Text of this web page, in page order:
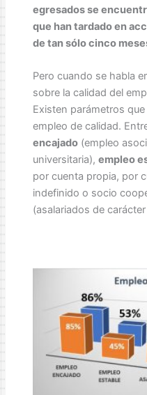
egresados se
que han tardado en
de tan sólo cinco
Pero cuando se habla
sobre la calidad del
Existen parámetros
empleo de calidad.
encajado(empleo
universitaria), empleo
por cuenta propia, por
indefinido o socio
(asalariados de